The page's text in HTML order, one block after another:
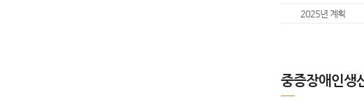
2025년 계획
중증장애인생